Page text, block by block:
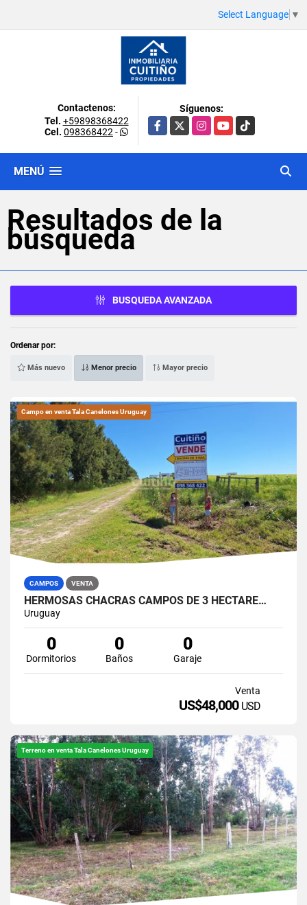
Select Language ▼
Contactenos:
Tel. +59898368422
Cel. 098368422 -
Síguenos:
Facebook
X InstagramYouTubeTikTok
MENÚ
Resultados de la
búsqueda
BUSQUEDA AVANZADA
Ordenar por:
Más nuevo Menor precio Mayor precio
Campo en venta Tala Canelones Uruguay
CAMPOS VENTA
HERMOSAS CHACRAS CAMPOS DE 3 HECTARE…
Uruguay
0
Dormitorios
0
Baños
0
Garaje
Venta
US$48,000 USD
Terreno en venta Tala Canelones Uruguay